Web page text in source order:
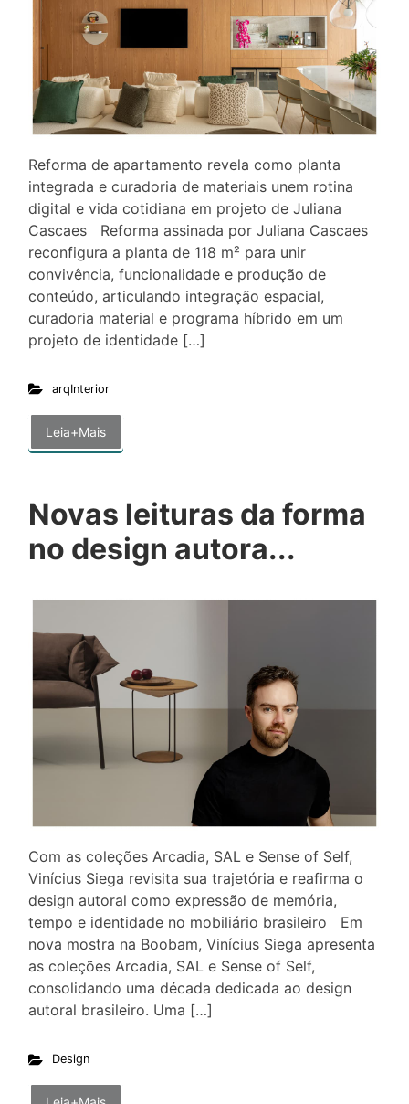
Reforma de apartamento revela como planta
integrada e curadoria de materiais unem rotina
digital e vida cotidiana em projeto de Juliana
Cascaes Reforma assinada por Juliana Cascaes
reconfigura a planta de 118 m² para unir
convivência, funcionalidade e produção de
conteúdo, articulando integração espacial,
curadoria material e programa híbrido em um
projeto de identidade […]
arqInterior
Leia+Mais
Novas leituras da forma
no design autora...
Com as coleções Arcadia, SAL e Sense of Self,
Vinícius Siega revisita sua trajetória e reafirma o
design autoral como expressão de memória,
tempo e identidade no mobiliário brasileiro Em
nova mostra na Boobam, Vinícius Siega apresenta
as coleções Arcadia, SAL e Sense of Self,
consolidando uma década dedicada ao design
autoral brasileiro. Uma […]
Design